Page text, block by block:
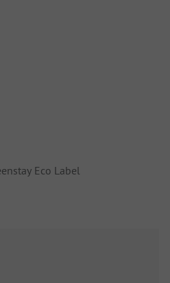
Eco Label